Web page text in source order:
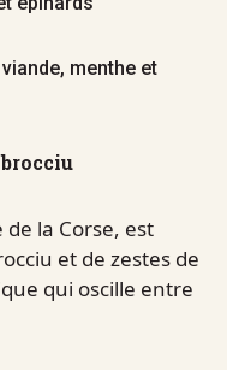
menthe et
la Corse, est
et de zestes de
qui oscille entre